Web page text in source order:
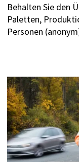
Behalten Sie den
Paletten,
Personen